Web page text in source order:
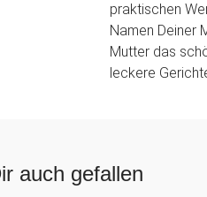
praktischen
Namen Deiner
Mutter das
leckere
auch gefallen